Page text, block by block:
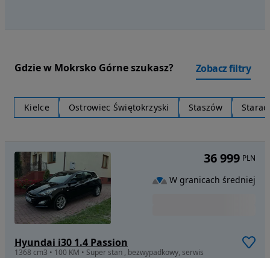
Gdzie w Mokrsko Górne szukasz? Zobacz filtry
Kielce Ostrowiec Świętokrzyski Staszów
Hyundai i30 1.4 Passion
1368 cm3 • 100 KM • Super stan , bezwypadkowy, serwis
36 999 PLN
W granicach średniej